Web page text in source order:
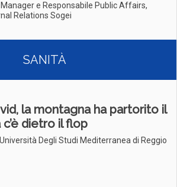
e Responsabile Public Affairs,
Relations Sogei
SANITÀ
la montagna ha partorito il
dietro il flop
Degli Studi Mediterranea di Reggio